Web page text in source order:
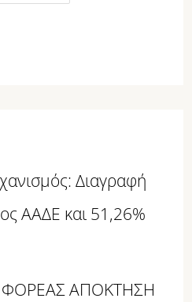
Διαγραφή
ΑΑΔΕ και 51,26%
ΑΠΟΚΤΗΣΗ